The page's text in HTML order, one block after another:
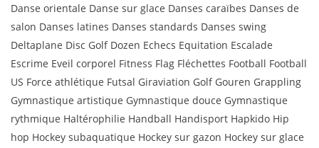
Danse orientale Danse sur glace Danses caraïbes Danses de
salon Danses latines Danses standards Danses swing
Deltaplane Disc Golf Dozen Echecs Equitation Escalade
Escrime Eveil corporel Fitness Flag Fléchettes Football Football
US Force athlétique Futsal Giraviation Golf Gouren Grappling
Gymnastique artistique Gymnastique douce Gymnastique
rythmique Haltérophilie Handball Handisport Hapkido Hip
hop Hockey subaquatique Hockey sur gazon Hockey sur glace